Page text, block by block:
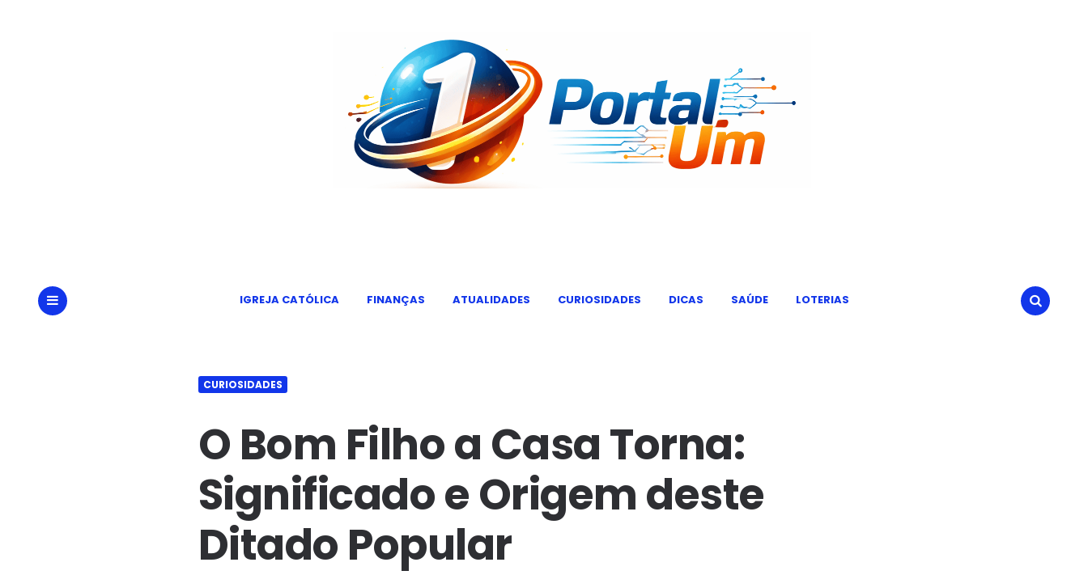
IGREJA CATÓLICA FINANÇAS ATUALIDADES CURIOSIDADES DICAS SAÚDE
LOTERIAS
CURIOSIDADES
O Bom Filho a Casa Torna:
Significado e Origem deste
Ditado Popular